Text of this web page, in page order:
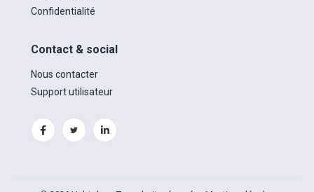
Confidentialité
Contact & social
Nous contacter
Support utilisateur